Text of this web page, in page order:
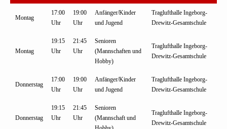
Montag
17:00
Uhr
19:00
Uhr
Anfänger/Kinder
und Jugend
Traglufthalle Ingeborg-
Drewitz-Gesamtschule
Montag
19:15
Uhr
21:45
Uhr
Senioren
(Mannschaften und
Hobby)
Traglufthalle Ingeborg-
Drewitz-Gesamtschule
Donnerstag
17:00
Uhr
19:00
Uhr
Anfänger/Kinder
und Jugend
Traglufthalle Ingeborg-
Drewitz-Gesamtschule
Donnerstag
19:15
Uhr
21:45
Uhr
Senioren
(Mannschaft und
Traglufthalle Ingeborg-
Drewitz-Gesamtschule